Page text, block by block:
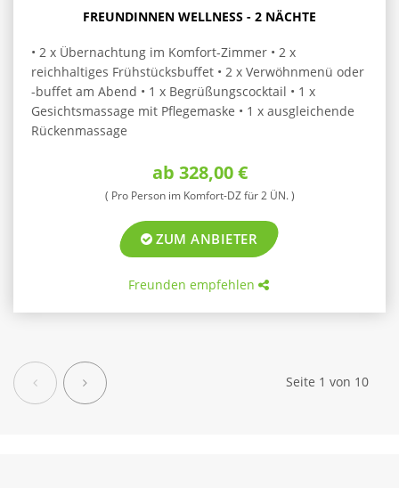
FREUNDINNEN WELLNESS - 2 NÄCHTE
• 2 x Übernachtung im Komfort-Zimmer • 2 x
reichhaltiges Frühstücksbuffet • 2 x Verwöhnmenü oder
-buffet am Abend • 1 x Begrüßungscocktail • 1 x
Gesichtsmassage mit Pflegemaske • 1 x ausgleichende
Rückenmassage
ab 328,00 €
( Pro Person im Komfort-DZ für 2 ÜN. )
ZUM ANBIETER
Freunden empfehlen
Zurück Weiter Seite 1 von 10